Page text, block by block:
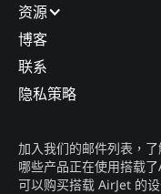
资源
博客​
联系​
隐私策略​
加入我们的邮件列表，
哪些产品正在使用搭载
可以购买搭载 AirJet 的